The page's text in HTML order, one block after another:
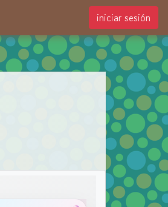
iniciar sesión